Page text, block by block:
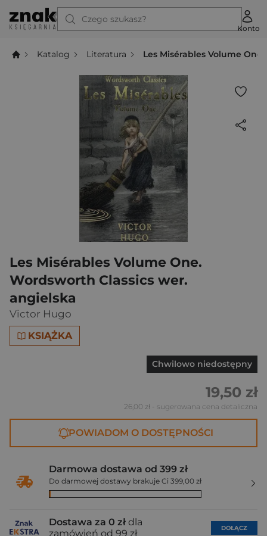
Czego szukasz?
Konto
Katalog Literatura Les Misérables Volume
Les Misérables Volume One.
Wordsworth Classics wer.
angielska
Victor Hugo
KSIĄŻKA
Chwilowo niedostępny
19,50 zł
26,00 zł - sugerowana cena detaliczna
POWIADOM O DOSTĘPNOŚCI
Darmowa dostawa od 399 zł
Do darmowej dostawy brakuje Ci 399,00 zł
Dostawa za 0 zł dla
zamówień od 99 zł
DOŁĄCZ